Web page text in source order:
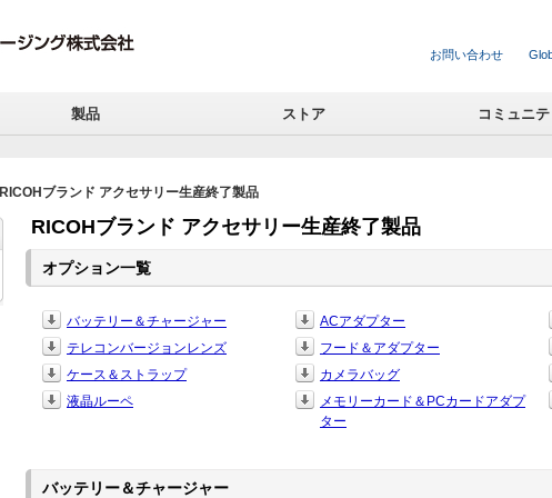
お問い合わせ
製品 ストア コミュニ
RICOHブランド アクセサリー生産終了製品
RICOHブランド アクセサリー生産終了製品
オプション一覧
バッテリー＆チャージャー
ACアダプター
テレコンバージョンレンズ
フード＆アダプター
ケース＆ストラップ
カメラバッグ
液晶ルーペ
メモリーカード＆PCカードアダプ
ター
バッテリー＆チャージャー